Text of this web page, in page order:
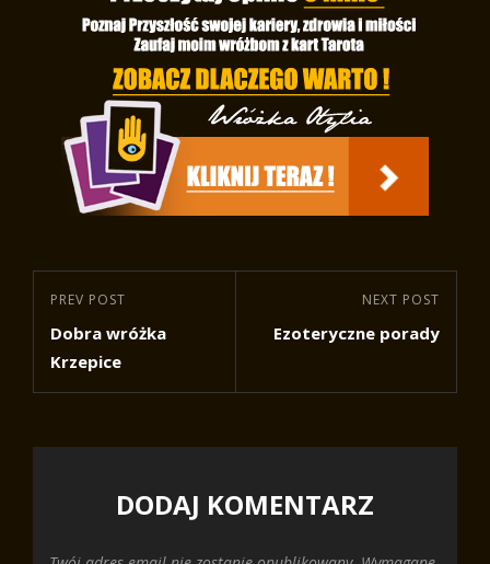
Nawigacja
wpisu
Previous
Post
PREV POST
Dobra wróżka
Krzepice
Post
NEXT POST
Ezoteryczne porady
DODAJ KOMENTARZ